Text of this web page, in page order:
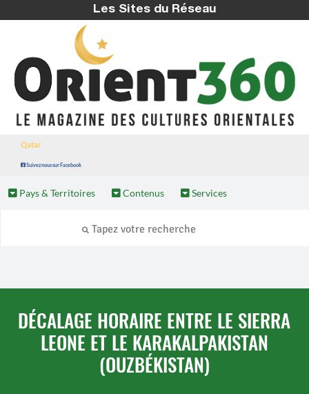
Les Sites du Réseau
Qatar
Suivez nous sur Facebook
Pays & Territoires Contenus Services
DÉCALAGE HORAIRE ENTRE LE SIERRA
LEONE ET LE KARAKALPAKISTAN
(OUZBÉKISTAN)